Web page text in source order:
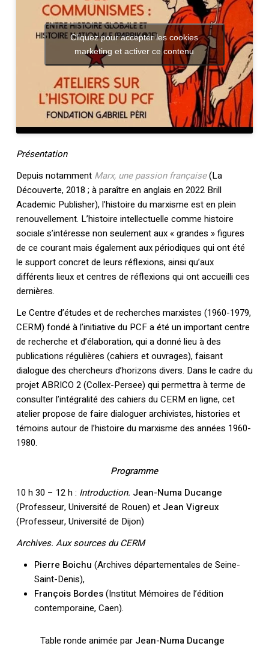
Cliquez pour accepter les cookies
marketing et activer ce contenu
Présentation
Depuis notamment Marx, une passion française(La
Découverte, 2018 ; à paraître en anglais en 2022 Brill
Academic Publisher), l’histoire du marxisme est en plein
renouvellement. L’histoire intellectuelle comme histoire
sociale s’intéresse non seulement aux « grandes » figures
de ce courant mais également aux périodiques qui ont été
le support concret de leurs réflexions, ainsi qu’aux
différents lieux et centres de réflexions qui ont accueilli ces
dernières.
Le Centre d’études et de recherches marxistes (1960-1979,
CERM) fondé à l’initiative du PCF a été un important centre
de recherche et d’élaboration, qui a donné lieu à des
publications régulières (cahiers et ouvrages), faisant
dialogue des chercheurs d’horizons divers. Dans le cadre du
projet ABRICO 2 (Collex-Persee) qui permettra à terme de
consulter l’intégralité des cahiers du CERM en ligne, cet
atelier propose de faire dialoguer archivistes, histories et
témoins autour de l’histoire du marxisme des années 1960-
1980.
Programme
10 h 30 – 12 h : Introduction. Jean-Numa Ducange
(Professeur, Université de Rouen) etJean Vigreux
(Professeur, Université de Dijon)
Archives. Aux sources du CERM
Pierre Boichu (Archives départementales de Seine-
Saint-Denis),
François Bordes(Institut Mémoires de l’édition
contemporaine, Caen).
Table ronde animée par Jean-Numa Ducange